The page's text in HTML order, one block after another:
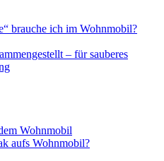
brauche ich im Wohnmobil?
– für sauberes
Wohnmobil
aufs Wohnmobil?